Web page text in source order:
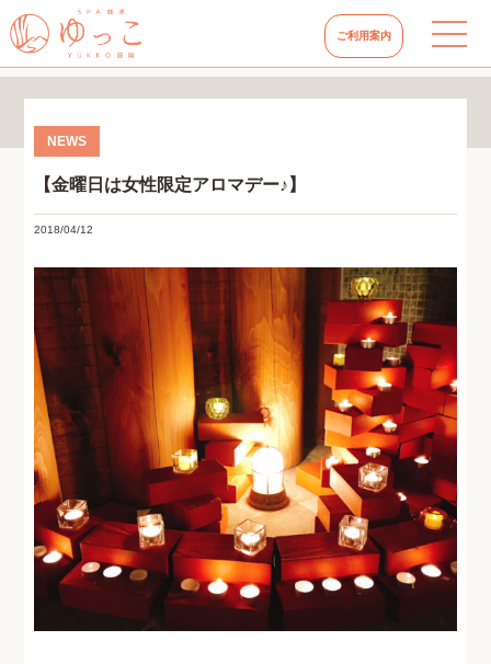
ご利用案内
【金曜日は女性限定アロマデー♪】
2018/04/12